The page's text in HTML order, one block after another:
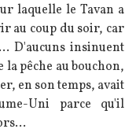
laquelle le Tavan a
au coup du soir, car
D'aucuns insinuent
la pêche au bouchon,
en son temps, avait
Uni parce qu'il